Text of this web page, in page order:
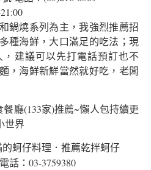
鍋燒系列為主，我強烈推薦招
種海鮮，大口滿足的吃法；現
建議可以先打電話預訂也不
，海鮮新鮮當然就好吃，老闆
的蚵仔料理．推薦乾拌蚵仔
話：03-3759380